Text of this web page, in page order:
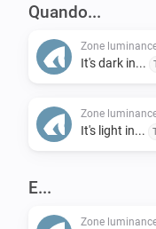
Quando...
Zone
It's dark in...
Zone
It's light in...
E...
Zone